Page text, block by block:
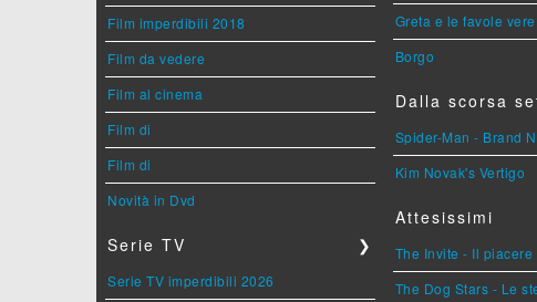
Film imperdibili 2018
Film da vedere
Film al cinema
Film di
Film di
Novità in Dvd
Serie TV ❯
Serie TV imperdibili 2026
Greta e le favole vere
Borgo
Dalla scorsa
Spider-Man - Brand
Kim Novak's Vertigo
Attesissimi
The Invite - Il piacere
The Dog Stars - Le